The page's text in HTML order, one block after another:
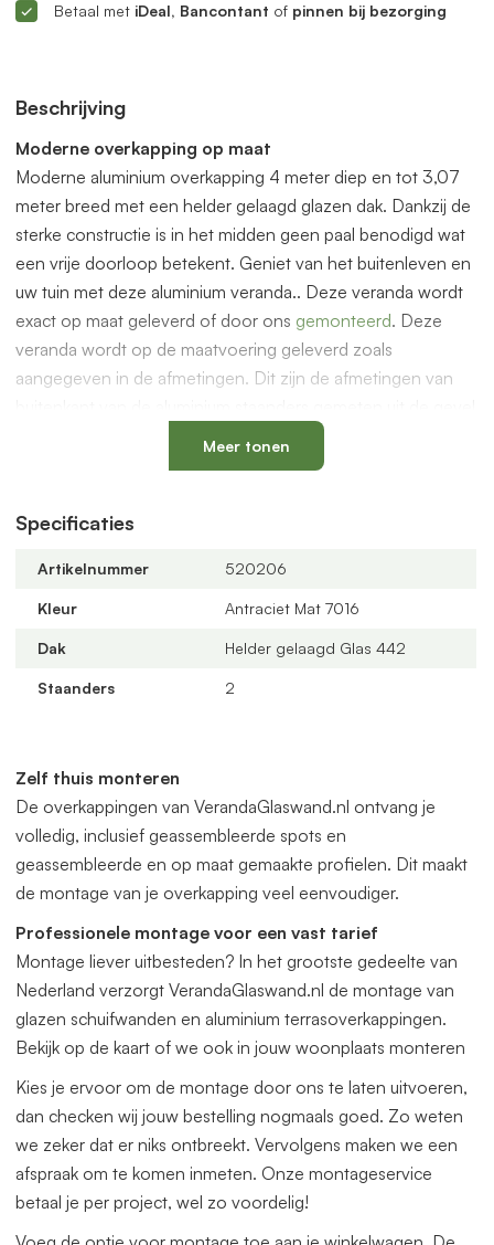
Beschrijving
Moderne overkapping op maat
Moderne aluminium overkapping 4 meter diep en tot 3,07
meter breed met een helder gelaagd glazen dak. Dankzij de
sterke constructie is in het midden geen paal benodigd wat
een vrije doorloop betekent. Geniet van het buitenleven en
uw tuin met deze aluminium veranda.. Deze veranda wordt
exact op maat geleverd of door ons gemonteerd. Deze
veranda wordt op de maatvoering geleverd zoals
aangegeven in de afmetingen. Dit zijn de afmetingen van
De overkapping is ook geschikt voor glazen schuifwanden
vindt je bij de gerelateerde producten hieronder op deze
pagina.
Compleet bouwpakket
met alle benodigde onderdelen zoals PVC bladvanger, PVC
buis/90 graden bocht van 75mm, rubbers worden
Bestel via de webshop of vraag
offerte aan. Deze veranda kunnen wij gratis op maat
leveren. Zowel in de breedte als diepte. Het beste vraagt u
dan een offerte aan.
Meer tonen
Specificaties
Artikelnummer 520206
Kleur Antraciet Mat 7016
Dak Helder gelaagd Glas 442
Staanders 2
Zelf thuis monteren
De overkappingen van VerandaGlaswand.nl ontvang je
volledig, inclusief geassembleerde spots en
geassembleerde en op maat gemaakte profielen. Dit maakt
de montage van je overkapping veel eenvoudiger.
Professionele montage voor een vast tarief
Montage liever uitbesteden? In het grootste gedeelte van
Nederland verzorgt VerandaGlaswand.nl de montage van
glazen schuifwanden en aluminium terrasoverkappingen.
Bekijk op de kaart of we ook in jouw woonplaats monteren
Kies je ervoor om de montage door ons te laten uitvoeren,
dan checken wij jouw bestelling nogmaals goed. Zo weten
we zeker dat er niks ontbreekt. Vervolgens maken we een
afspraak om te komen inmeten. Onze montageservice
betaal je per project, wel zo voordelig!
Betaal met iDeal, Bancontant of pinnen bij bezorging